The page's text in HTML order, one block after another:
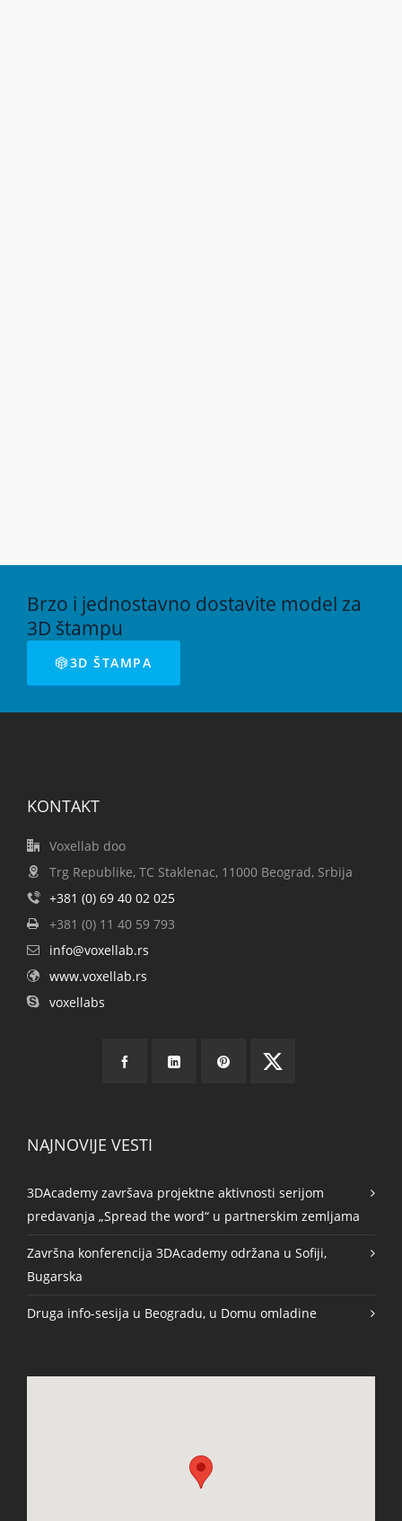
Brzo i jednostavno dostavite model za
3D štampu
3D ŠTAMPA
KONTAKT
Voxellab doo
Trg Republike, TC Staklenac, 11000 Beograd, Srbija
+381 (0) 69 40 02 025
+381 (0) 11 40 59 793
info@voxellab.rs
www.voxellab.rs
voxellabs
NAJNOVIJE VESTI
3DAcademy završava projektne aktivnosti serijom
predavanja „Spread the word“ u partnerskim zemljama
Završna konferencija 3DAcademy održana u Sofiji,
Bugarska
Druga info-sesija u Beogradu, u Domu omladine